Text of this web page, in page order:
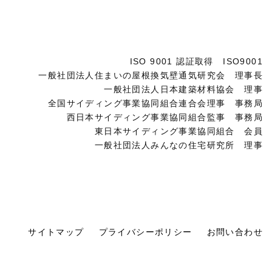
ISO 9001 認証取得 ISO9001
一般社団法人住まいの屋根換気壁通気研究会 理事長
一般社団法人日本建築材料協会 理事
全国サイディング事業協同組合連合会理事 事務局
西日本サイディング事業協同組合監事 事務局
東日本サイディング事業協同組合 会員
一般社団法人みんなの住宅研究所 理事
サイトマップ プライバシーポリシー お問い合わせ